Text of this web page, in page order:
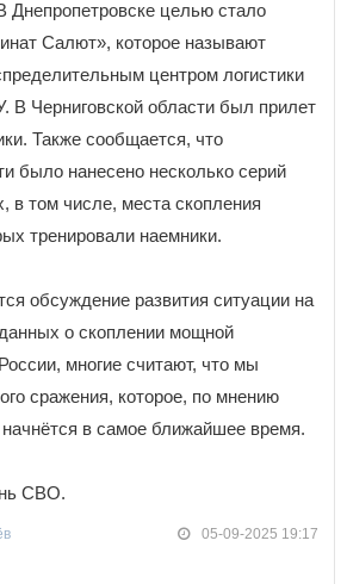
Днепропетровске целью стало
Салют», которое называют
центром логистики
В Черниговской области был прилет
Также сообщается, что
было нанесено несколько серий
в том числе, места скопления
тренировали наемники.
обсуждение развития ситуации на
о скоплении мощной
многие считают, что мы
сражения, которое, по мнению
начнётся в самое ближайшее время.
СВО.
05-09-2025 19:17